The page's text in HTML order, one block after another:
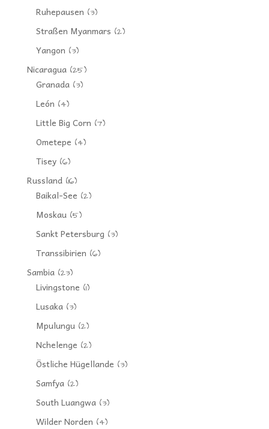
Ruhepausen (3)
Straßen Myanmars (2)
Yangon (3)
Nicaragua(25)
Granada(3)
León (4)
Little Big Corn (7)
Ometepe (4)
Tisey(6)
Russland(16)
Baikal-See (2)
Moskau(5)
Sankt Petersburg (3)
Transsibirien (6)
Sambia(23)
Livingstone (1)
Lusaka(3)
Mpulungu(2)
Nchelenge (2)
Östliche Hügellande (3)
Samfya(2)
South Luangwa(3)
Wilder Norden (4)